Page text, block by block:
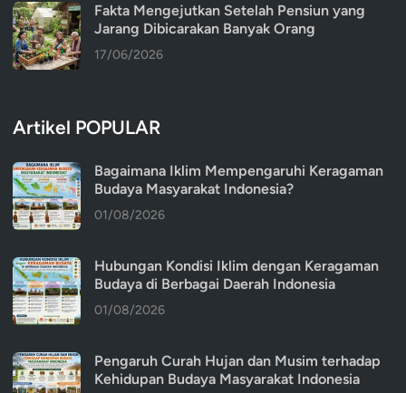
Fakta Mengejutkan Setelah Pensiun yang
Jarang Dibicarakan Banyak Orang
17/06/2026
Artikel POPULAR
Bagaimana Iklim Mempengaruhi Keragaman
Budaya Masyarakat Indonesia?
01/08/2026
Hubungan Kondisi Iklim dengan Keragaman
Budaya di Berbagai Daerah Indonesia
01/08/2026
Pengaruh Curah Hujan dan Musim terhadap
Kehidupan Budaya Masyarakat Indonesia